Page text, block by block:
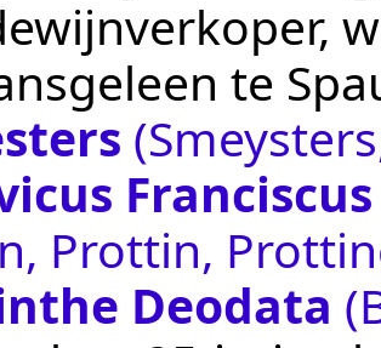
,
te
Franciscus
Prottin,
Deodata